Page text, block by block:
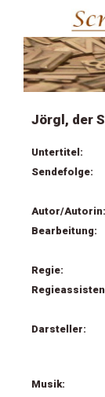
Jörgl, der
Untertitel:
Sendefolge:
Autor/Autorin:
Bearbeitung:
Regie:
Darsteller:
Musik: